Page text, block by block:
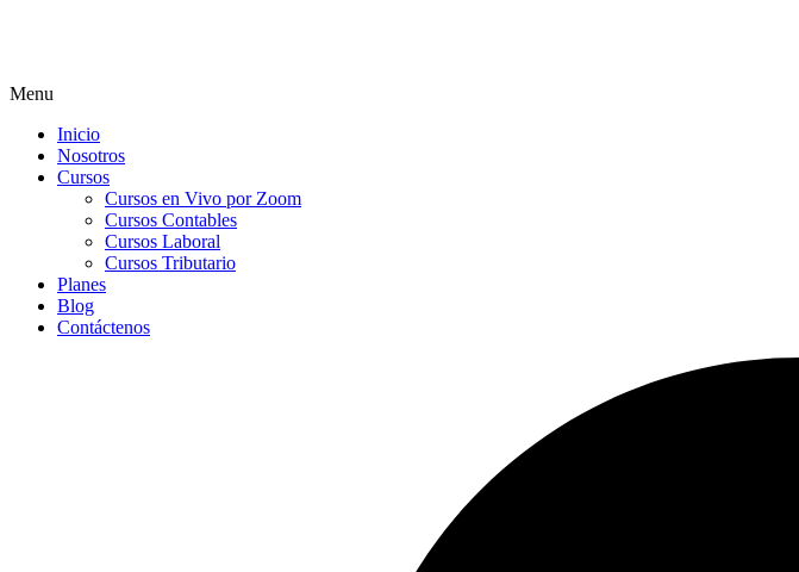
Menu
Inicio
Nosotros
Cursos
Cursos en Vivo por Zoom
Cursos Contables
Cursos Laboral
Cursos Tributario
Planes
Blog
Contáctenos